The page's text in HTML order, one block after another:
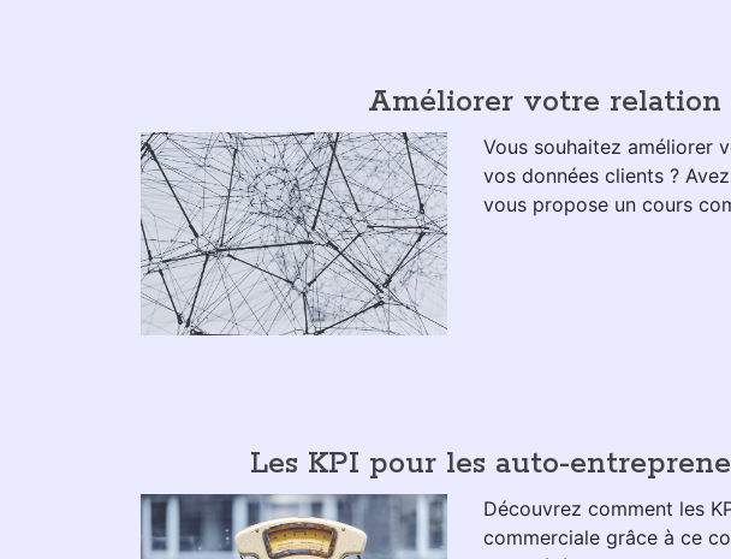
Améliorer votre relation
Vous souhaitez améliorer
vos données clients ?
vous propose un cours
Les KPI pour les auto-
Découvrez comment les
commerciale grâce à ce